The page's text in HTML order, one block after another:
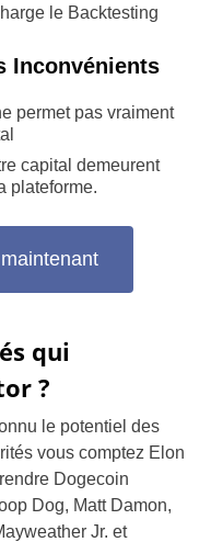
le Backtesting
Inconvénients
permet pas vraiment
capital demeurent
plateforme.
qui
?
le potentiel des
vous comptez Elon
Dogecoin
Dog, Matt Damon,
Jr. et